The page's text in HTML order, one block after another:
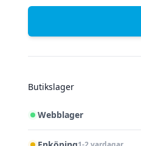
Butikslager
Webblager